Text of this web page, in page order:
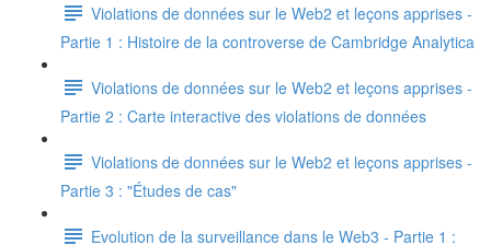
Violations de données sur le Web2 et leçons apprises -
Partie 1 : Histoire de la controverse de Cambridge Analytica
Violations de données sur le Web2 et leçons apprises -
Partie 2 : Carte interactive des violations de données
Violations de données sur le Web2 et leçons apprises -
Partie 3 : "Études de cas"
Evolution de la surveillance dans le Web3 - Partie 1 :